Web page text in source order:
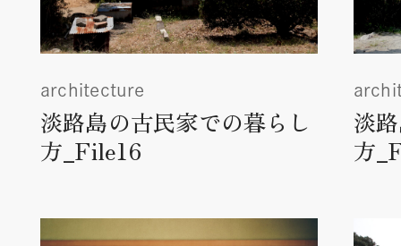
architecture
淡路島の古民家での暮らし
方_File16
淡
方